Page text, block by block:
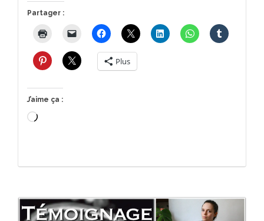
Partager :
Plus
J’aime ça :
Chargement…